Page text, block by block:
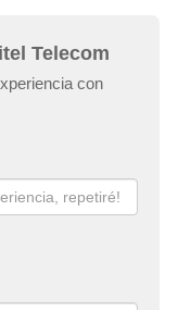
Telecom
con